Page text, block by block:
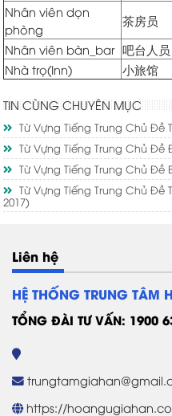
Nhân viên dọn
phòng
茶房员
Nhân viên bàn_bar 吧台人员
Nhà trọ(Inn)
小旅馆
TIN CÙNG CHUYÊN MỤC
Từ Vựng Tiếng Trung Chủ Đề
Từ Vựng Tiếng Trung Chủ
Từ Vựng Tiếng Trung Chủ Đề
Từ Vựng Tiếng Trung Chủ Đề
2017)
Liên hệ
HỆ THỐNG TRUNG TÂM
TỔNG ĐÀI TƯ VẤN: 1900
https://